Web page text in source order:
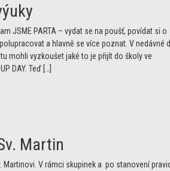
JSME PARTA – vydat se na poušť, povídat si o
a hlavně se více poznat. V nedávné
mohli vyzkoušet jaké to je přijít do školy ve
DAY. Teď […]
Martin
Martinovi. V rámci skupinek a po stanovení